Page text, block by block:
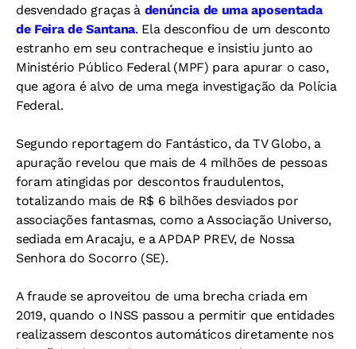
desvendado graças à denúncia de uma aposentada
de Feira de Santana. Ela desconfiou de um desconto
estranho em seu contracheque e insistiu junto ao
Ministério Público Federal (MPF) para apurar o caso,
que agora é alvo de uma mega investigação da Polícia
Federal.
Segundo reportagem do Fantástico, da TV Globo, a
apuração revelou que mais de 4 milhões de pessoas
foram atingidas por descontos fraudulentos,
totalizando mais de R$ 6 bilhões desviados por
associações fantasmas, como a Associação Universo,
sediada em Aracaju, e a APDAP PREV, de Nossa
Senhora do Socorro (SE).
A fraude se aproveitou de uma brecha criada em
2019, quando o INSS passou a permitir que entidades
realizassem descontos automáticos diretamente nos